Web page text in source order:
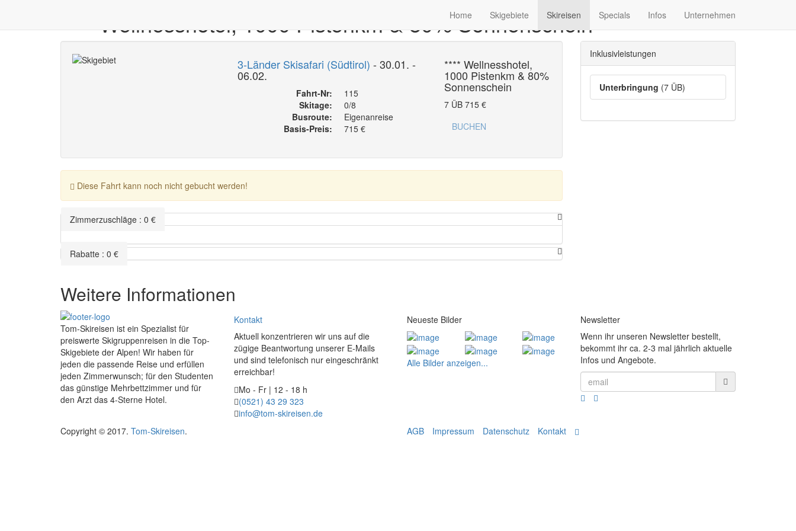
Home Skigebiete Skireisen Specials Infos Unternehmen
**** Wellnesshotel, 1000 Pistenkm & 80% Sonnenschein
Inklusivleistungen
Unterbringung (7 ÜB)
3-Länder Skisafari (Südtirol) - 30.01. -
06.02.
Fahrt-Nr:
115
Skitage:
0/8
Busroute:
Eigenanreise
Basis-Preis:
715 €
**** Wellnesshotel,
1000 Pistenkm & 80%
Sonnenschein
7 ÜB715 €
BUCHEN
Diese Fahrt kann noch nicht gebucht werden!
Zimmerzuschläge : 0 €
Rabatte : 0 €
Weitere Informationen
Tom-Skireisen ist ein Spezialist für
preiswerte Skigruppenreisen in die Top-
Skigebiete der Alpen! Wir haben für
jeden die passende Reise und erfüllen
jeden Zimmerwunsch; für den Studenten
das günstige Mehrbettzimmer und für
den Arzt das 4-Sterne Hotel.
Kontakt
Aktuell konzentrieren wir uns auf die
zügige Beantwortung unserer E-Mails
und sind telefonisch nur eingeschränkt
erreichbar!
Mo - Fr | 12 - 18 h
(0521) 43 29 323
info@tom-skireisen.de
Neueste Bilder
Alle Bilder anzeigen...
Newsletter
Wenn ihr unseren Newsletter bestellt,
bekommt ihr ca. 2-3 mal jährlich aktuelle
Infos und Angebote.
AGB Impressum Datenschutz Kontakt
Copyright © 2017. Tom-Skireisen.